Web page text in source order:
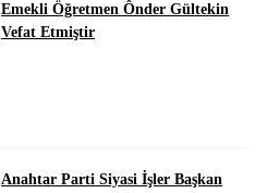
Emekli Öğretmen Ônder Gültekin
Vefat Etmiştir
Anahtar Parti Siyasi İşler Başkan